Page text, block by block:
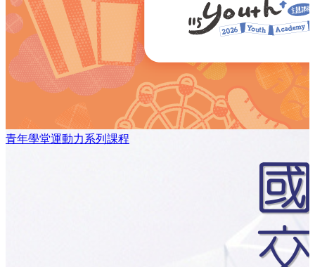
青年學堂運動力系列課程